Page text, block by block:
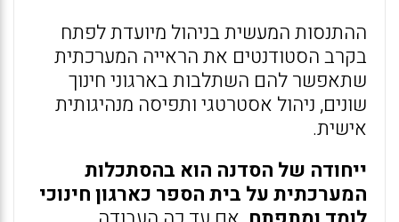
ההתנסות המעשית בניהול מיועדת לפתח
בקרב הסטודנטים את הראייה המערכתית
שתאפשר להם השתלבות בארגוני חינוך
שונים, ניהול אסטרטגי ותפיסה מנהיגותית
אישית.
ייחודה של הסדנה הוא בהסתכלות
המערכתית על בית הספר כארגון חינוכי